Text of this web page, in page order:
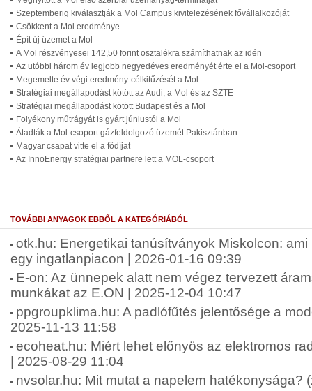
Szeptemberig kiválasztják a Mol Campus kivitelezésének fővállalkozóját
Csökkent a Mol eredménye
Épít új üzemet a Mol
A Mol részvényesei 142,50 forint osztalékra számíthatnak az idén
Az utóbbi három év legjobb negyedéves eredményét érte el a Mol-csoport
Megemelte év végi eredmény-célkitűzését a Mol
Stratégiai megállapodást kötött az Audi, a Mol és az SZTE
Stratégiai megállapodást kötött Budapest és a Mol
Folyékony műtrágyát is gyárt júniustól a Mol
Átadták a Mol-csoport gázfeldolgozó üzemét Pakisztánban
Magyar csapat vitte el a fődíjat
Az InnoEnergy stratégiai partnere lett a MOL-csoport
TOVÁBBI ANYAGOK EBBŐL A KATEGÓRIÁBÓL
otk.hu: Energetikai tanúsítványok Miskolcon:
egy ingatlanpiacon | 2026-01-16 09:39
E-on: Az ünnepek alatt nem végez tervezett
munkákat az E.ON | 2025-12-04 10:47
ppgroupklima.hu: A padlófűtés jelentősége a
2025-11-13 11:58
ecoheat.hu: Miért lehet előnyös az elektromos
| 2025-08-29 11:04
nvsolar.hu: Mit mutat a napelem hatékonysága?